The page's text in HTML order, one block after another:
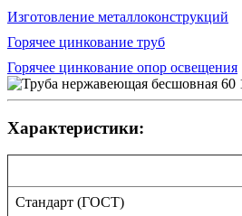
Изготовление металлоконструкций
Горячее цинкование труб
Горячее цинкование опор освещения
Характеристики:
Стандарт (ГОСТ)